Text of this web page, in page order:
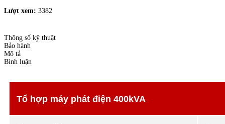
Lượt xem: 3382
Thông số kỹ thuật
Bảo hành
Mô tả
Bình luận
Tổ hợp máy phát điện 400kVA